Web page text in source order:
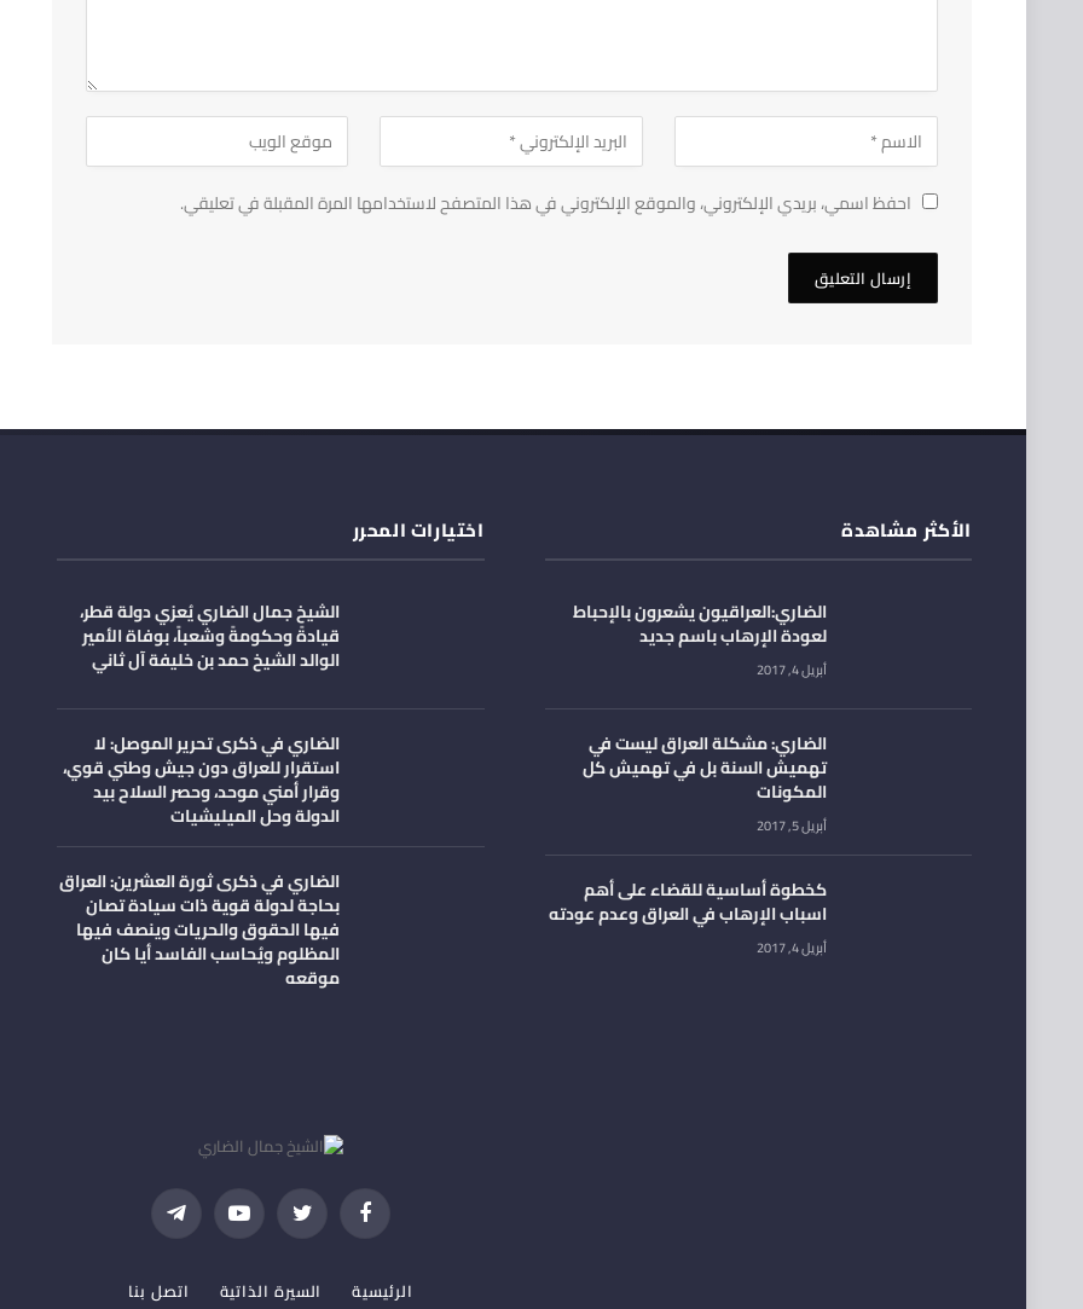
احفظ اسمي، بريدي الإلكتروني، والموقع الإلكتروني في هذا المتصفح لاستخدامها المرة المقبلة في تعليقي.
الأكثر مشاهدة
الضاري:العراقيون يشعرون بالإحباط
لعودة الإرهاب باسم جديد
أبريل 4, 2017
الضاري: مشكلة العراق ليست في
تهميش السنة بل في تهميش كل
المكونات
أبريل 5, 2017
كخطوة أساسية للقضاء على أهم
اسباب الإرهاب في العراق وعدم عودته
أبريل 4, 2017
اختيارات المحرر
الشيخ جمال الضاري يُعزي دولة قطر،
قيادةً وحكومةً وشعباً، بوفاة الأمير
الوالد الشيخ حمد بن خليفة آل ثاني
الضاري في ذكرى تحرير الموصل: لا
استقرار للعراق دون جيش وطني قوي،
وقرار أمني موحد، وحصر السلاح بيد
الدولة وحل الميليشيات
الضاري في ذكرى ثورة العشرين: العراق
بحاجة لدولة قوية ذات سيادة تصان
فيها الحقوق والحريات وينصف فيها
المظلوم ويُحاسب الفاسد أيا كان
موقعه
فيسبوك تويتر يوتيوب تيلقرام
الرئيسية السيرة الذاتية اتصل بنا